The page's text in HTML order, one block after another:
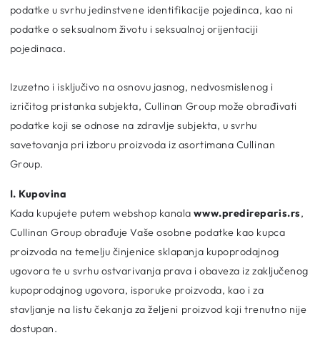
podatke u svrhu jedinstvene identifikacije pojedinca, kao ni
podatke o seksualnom životu i seksualnoj orijentaciji
pojedinaca.
Izuzetno i isključivo na osnovu jasnog, nedvosmislenog i
izričitog pristanka subjekta, Cullinan Group može obrađivati
podatke koji se odnose na zdravlje subjekta, u svrhu
savetovanja pri izboru proizvoda iz asortimana Cullinan
Group.
I. Kupovina
Kada kupujete putem webshop kanala www.predireparis.rs,
Cullinan Group obrađuje Vaše osobne podatke kao kupca
proizvoda na temelju činjenice sklapanja kupoprodajnog
ugovora te u svrhu ostvarivanja prava i obaveza iz zaključenog
kupoprodajnog ugovora, isporuke proizvoda, kao i za
stavljanje na listu čekanja za željeni proizvod koji trenutno nije
dostupan.